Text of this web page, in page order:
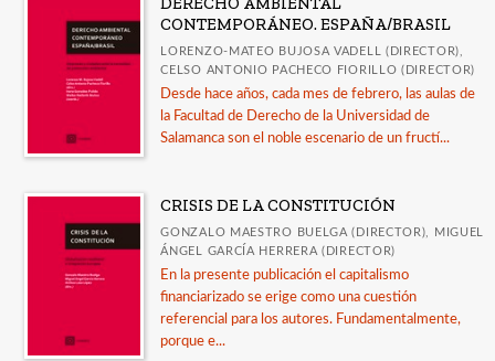
CONTEMPORÁNEO. ESPAÑA/BRASIL
LORENZO-MATEO BUJOSA VADELL (DIRECTOR),
CELSO ANTONIO PACHECO FIORILLO (DIRECTOR)
Desde hace años, cada mes de febrero, las aulas de
la Facultad de Derecho de la Universidad de
Salamanca son el noble escenario de un fructí...
CRISIS DE LA CONSTITUCIÓN
GONZALO MAESTRO BUELGA (DIRECTOR), MIGUEL
ÁNGEL GARCÍA HERRERA (DIRECTOR)
En la presente publicación el capitalismo
financiarizado se erige como una cuestión
referencial para los autores. Fundamentalmente,
porque e...